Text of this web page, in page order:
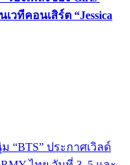
วทีคอนเสิร์ต “Jessica